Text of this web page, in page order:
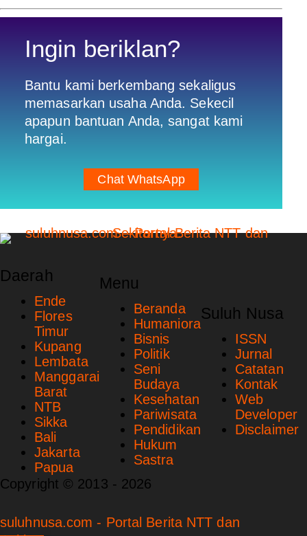
Ingin beriklan?
Bantu kami berkembang sekaligus
memasarkan usaha Anda. Sekecil
apapun bantuan Anda, sangat kami
hargai.
Chat WhatsApp
Daerah
Ende
Flores
Timur
Kupang
Lembata
Manggarai
Barat
NTB
Sikka
Bali
Jakarta
Papua
Menu
Beranda
Humaniora
Bisnis
Politik
Seni
Budaya
Kesehatan
Pariwisata
Pendidikan
Hukum
Sastra
Suluh Nusa
ISSN
Jurnal
Catatan
Kontak
Web
Developer
Disclaimer
Copyright © 2013 - 2026
suluhnusa.com - Portal Berita NTT dan